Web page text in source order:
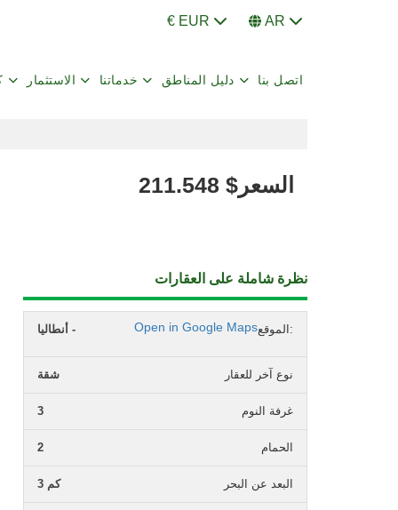
€ EUR AR
الاستثمار خدماتنا دليل المناطق اتصل بنا
السعر 211.548 $
نظرة شاملة على العقارات
الموقع: أنطاليا - Open in Google Maps
نوع آخر للعقار شقة
غرفة النوم 3
الحمام 2
البعد عن البحر 3 كم